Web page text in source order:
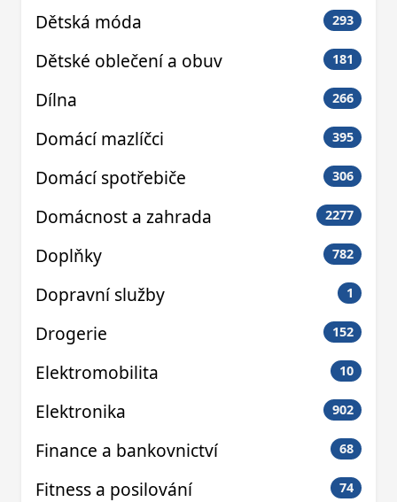
Dětská móda 293
Dětské oblečení a obuv 181
Dílna 266
Domácí mazlíčci 395
Domácí spotřebiče 306
Domácnost a zahrada 2277
Doplňky 782
Dopravní služby 1
Drogerie 152
Elektromobilita 10
Elektronika 902
Finance a bankovnictví 68
Fitness a posilování 74